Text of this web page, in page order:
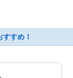
すめ！